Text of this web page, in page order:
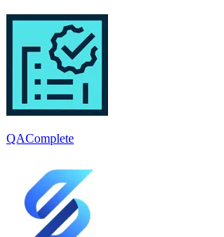
QAComplete